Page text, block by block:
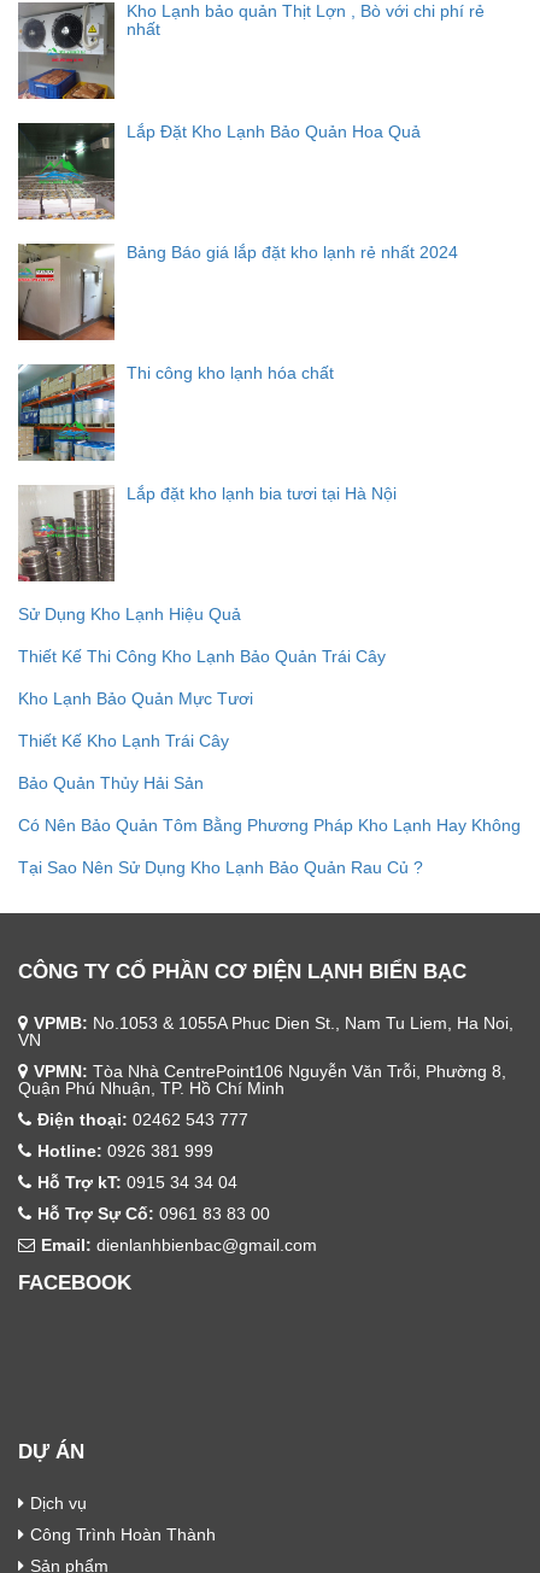
Kho Lạnh bảo quản Thịt Lợn , Bò với chi phí rẻ
nhất
Lắp Đặt Kho Lạnh Bảo Quản Hoa Quả
Bảng Báo giá lắp đặt kho lạnh rẻ nhất 2024
Thi công kho lạnh hóa chất
Lắp đặt kho lạnh bia tươi tại Hà Nội
Sử Dụng Kho Lạnh Hiệu Quả
Thiết Kế Thi Công Kho Lạnh Bảo Quản Trái Cây
Kho Lạnh Bảo Quản Mực Tươi
Thiết Kế Kho Lạnh Trái Cây
Bảo Quản Thủy Hải Sản
Có Nên Bảo Quản Tôm Bằng Phương Pháp Kho Lạnh Hay Không
Tại Sao Nên Sử Dụng Kho Lạnh Bảo Quản Rau Củ ?
CÔNG TY CỔ PHẦN CƠ ĐIỆN LẠNH BIỂN BẠC
VPMB: No.1053 & 1055A Phuc Dien St., Nam Tu Liem, Ha Noi,
VN
VPMN: Tòa Nhà CentrePoint106 Nguyễn Văn Trỗi, Phường 8,
Quận Phú Nhuận, TP. Hồ Chí Minh
Điện thoại: 02462 543 777
Hotline: 0926 381 999
Hỗ Trợ kT: 0915 34 34 04
Hỗ Trợ Sự Cố: 0961 83 83 00
Email: dienlanhbienbac@gmail.com
FACEBOOK
DỰ ÁN
Dịch vụ
Công Trình Hoàn Thành
Sản phẩm